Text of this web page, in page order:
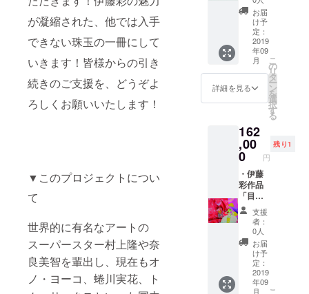
が凝縮された、他では入手
できない珠玉の一冊にして
いきます！皆様からの引き
続きのご支援を、どうぞよ
ろしくお願いいたします！
▼このプロジェクトについ
て
世界的に有名なアートの
スーパースター村上隆や奈
良美智を輩出し、現在もオ
ノ・ヨーコ、蜷川実花、ト
ご提供
できる
商品で
す。 ＊
みかん/
きよみ/
あまな
つ/はっ
さく/だ
いだい/
（各２
個）
レ
90g×12
個 伊藤
農園の
寒天
ジュレ
「手し
ぼり
ジュー
ス」を
ベース
にゼラ
チンや
ペクチ
ンなど
を一切
使用せ
ずに作
る安
心・安
全なゼ
リー♪そ
のうえ
アイテ
ムを制
作し、
高い評
価を得
てい
る。
め１つ
１つ多
少の違
いがご
ざいま
す。 #
My
cerami
csとは
藤村大
chan夫
婦によ
るクリ
エイ
ティブ
ペア。
power
of two
な活動
スタイ
ルで陶
(pottery
)、写真
(photog
す。
past 」
50cm×
33cm,
2008,
oil on
canvas
・サイ
ン付き
作品集
・伊藤
のお礼
メッ
セージ
メール
と次回
の展覧
会を
メール
でご案
内いた
しま
す。
お届
け予
定：
2019
年09
月
詳細を見る
こ
の
リ
タ
ー
ン
を
選
択
す
る
162
,00
0 円
残り1
・伊藤
彩作品
「目が
とびで
た人と
困った
人」
38cm×
46cm×
2.3㎝,
2015,
支援
者：
0人
お届
け予
定：
2019
年09
月